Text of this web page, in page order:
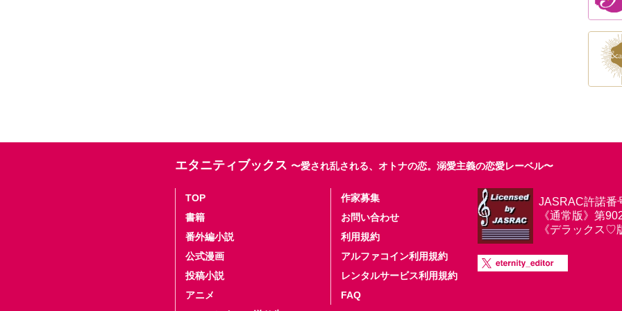
エタニティブックス 〜愛され乱される、オトナの恋。溺愛主義の恋愛レーベル〜
TOP
書籍
番外編小説
公式漫画
投稿小説
アニメ
作家募集
お問い合わせ
利用規約
アルファコイン利用規約
レンタルサービス利用規約
FAQ
JASRAC許諾番
《通常版》第
《デラックス♡